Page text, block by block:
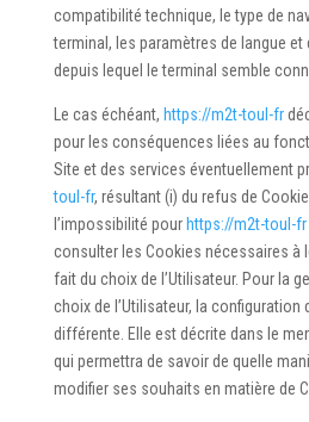
compatibilité technique, le type de
terminal, les paramètres de langue et
depuis lequel le terminal semble
Le cas échéant, https://m2t-toul-fr
pour les conséquences liées au
Site et des services éventuellement
toul-fr, résultant (i) du refus de
l’impossibilité pour https://m2t-toul-fr
consulter les Cookies nécessaires à
fait du choix de l’Utilisateur. Pour la
choix de l’Utilisateur, la configuration
différente. Elle est décrite dans le
qui permettra de savoir de quelle
modifier ses souhaits en matière de